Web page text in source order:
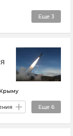
Еще 3
Еще 6